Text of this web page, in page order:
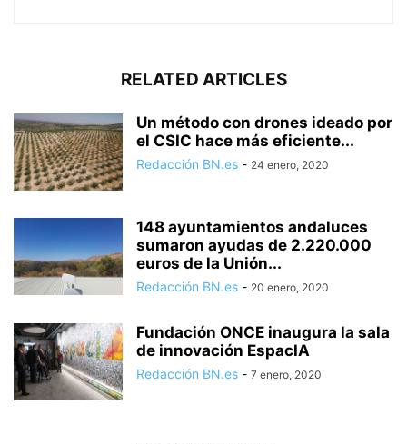
RELATED ARTICLES
Un método con drones ideado por
el CSIC hace más eficiente...
Redacción BN.es - 24 enero, 2020
148 ayuntamientos andaluces
sumaron ayudas de 2.220.000
euros de la Unión...
Redacción BN.es - 20 enero, 2020
Fundación ONCE inaugura la sala
de innovación EspacIA
Redacción BN.es - 7 enero, 2020